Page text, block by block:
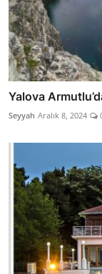
Yalova
Seyyah Aralık 8, 2024